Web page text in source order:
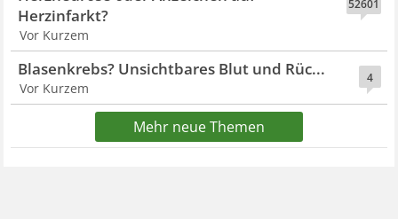
52601
Herzinfarkt?
Vor Kurzem
4
Blasenkrebs? Unsichtbares Blut und Rüc...
Vor Kurzem
Mehr neue Themen